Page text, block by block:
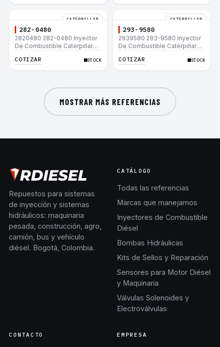
CATERPILLAR
282-0480
2820480 282-0480 Inyector
De Combustible Caterpillar®
COTIZAR STOCK
CATERPILLAR
293-9580
2939580 293-9580 Inyector
De Combustible Caterpillar®
COTIZAR STOCK
MOSTRAR MÁS REFERENCIAS
Repuestos para sistemas
de inyección y sistemas
hidráulicos: maquinaria
pesada, construcción, agro,
camión, bus y vehículo
diésel. Bogotá, Colombia.
CATÁLOGO
Todas las referencias
Marcas que manejamos
Inyectores de Combustible
Diésel
Bombas Hidráulicas
Kits de Sellos y Reparación
Sensores para Motor Diésel
y Maquinaria
Válvulas Solenoides y
Electroválvulas
CONTACTO EMPRESA